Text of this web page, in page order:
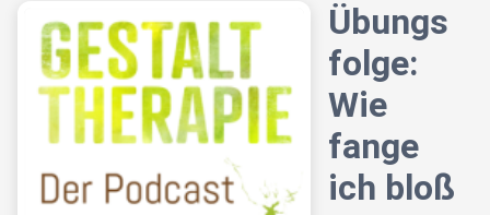
Übungs
folge:
Wie
fange
ich bloß